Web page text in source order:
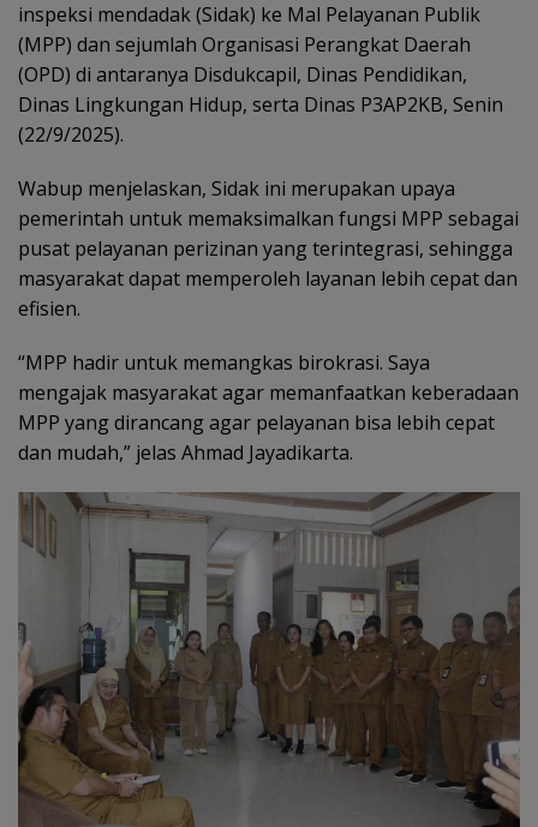
inspeksi mendadak (Sidak) ke Mal Pelayanan Publik
(MPP) dan sejumlah Organisasi Perangkat Daerah
(OPD) di antaranya Disdukcapil, Dinas Pendidikan,
Dinas Lingkungan Hidup, serta Dinas P3AP2KB, Senin
(22/9/2025).
Wabup menjelaskan, Sidak ini merupakan upaya
pemerintah untuk memaksimalkan fungsi MPP sebagai
pusat pelayanan perizinan yang terintegrasi, sehingga
masyarakat dapat memperoleh layanan lebih cepat dan
efisien.
“MPP hadir untuk memangkas birokrasi. Saya
mengajak masyarakat agar memanfaatkan keberadaan
MPP yang dirancang agar pelayanan bisa lebih cepat
dan mudah,” jelas Ahmad Jayadikarta.